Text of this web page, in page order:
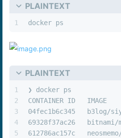
PLAINTEXT
1 docker ps
PLAINTEXT
1
2
3
4
5
❯ docker ps
CONTAINER ID
04fec1b6c345   b3log/
69328f37ac26
612786ac157c